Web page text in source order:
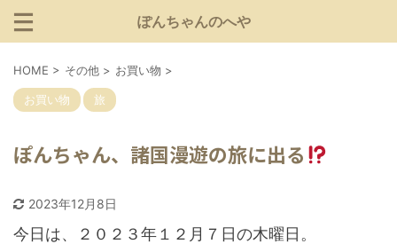
ぽんちゃんのへや
HOME > その他 > お買い物 >
お買い物 旅
ぽんちゃん、諸国漫遊の旅に出る
2023年12月8日
今日は、２０２３年１２月７日の木曜日。